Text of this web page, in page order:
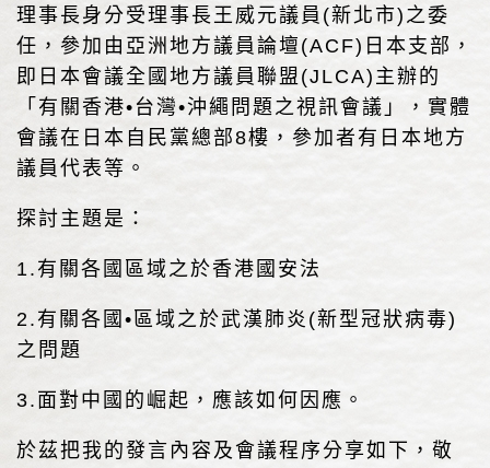
理事長身分受理事長王威元議員(新北市)之委
任，參加由亞洲地方議員論壇(ACF)日本支部，
即日本會議全國地方議員聯盟(JLCA)主辦的
「有關香港•台灣•沖繩問題之視訊會議」，實體
會議在日本自民黨總部8樓，參加者有日本地方
議員代表等。
探討主題是：
1.有關各國區域之於香港國安法
2.有關各國•區域之於武漢肺炎(新型冠狀病毒)
之問題
3.面對中國的崛起，應該如何因應。
於茲把我的發言內容及會議程序分享如下，敬